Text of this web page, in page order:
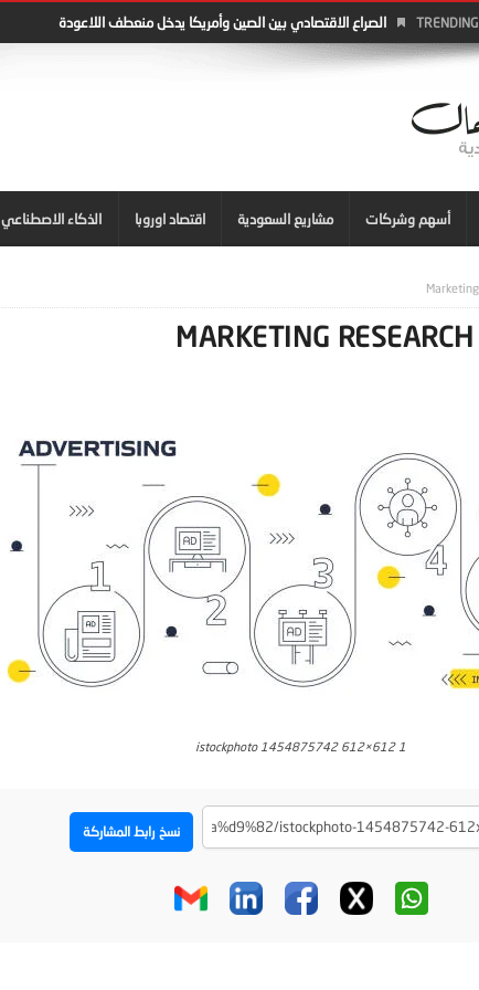
TRENDING الصراع الاقتصادي بين الصين وأمريكا يدخل منعطف اللاعودة
أسهم وشركات مشاريع السعودية اقتصاد اوروبا الذكاء الاصطناعي
istockphoto 1454875742 612×612 1
نسخ رابط المشاركة